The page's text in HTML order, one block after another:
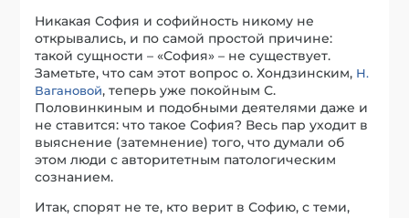
Никакая София и софийность никому не
открывались, и по самой простой причине:
такой сущности – «София» – не существует.
Заметьте, что сам этот вопрос о. Хондзинским, Н.
Вагановой, теперь уже покойным С.
Половинкиным и подобными деятелями даже и
не ставится: что такое София? Весь пар уходит в
выяснение (затемнение) того, что думали об
этом люди с авторитетным патологическим
сознанием.
Итак, спорят не те, кто верит в Софию, с теми,